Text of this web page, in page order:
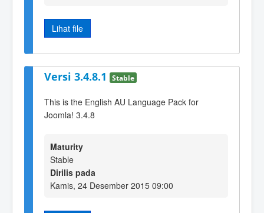
Lihat file
Versi 3.4.8.1 Stable
This is the English AU Language Pack for
Joomla! 3.4.8
Maturity
Stable
Dirilis pada
Kamis, 24 Desember 2015 09:00